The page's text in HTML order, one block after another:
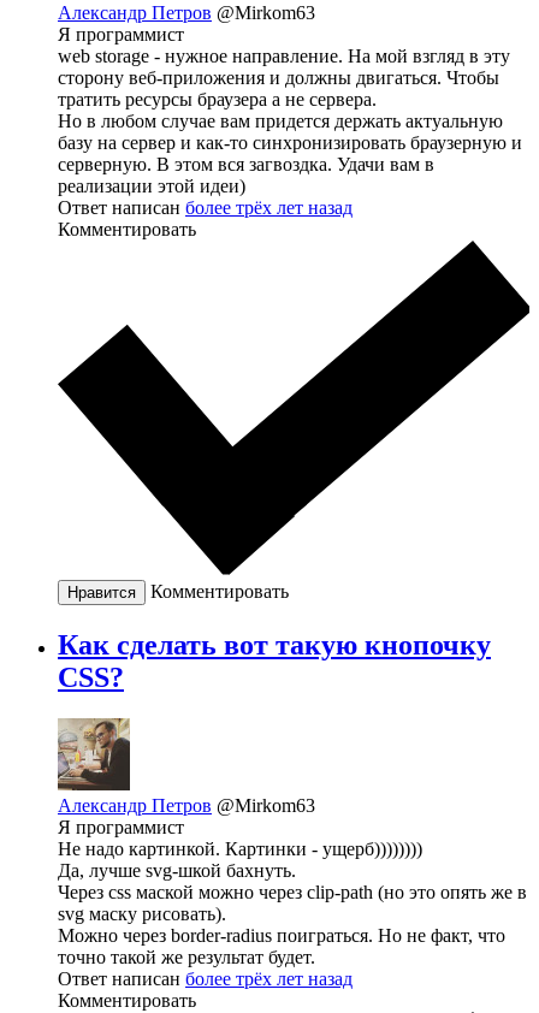
Александр Петров @Mirkom63
Я программист
web storage - нужное направление. На мой взгляд в эту
сторону веб-приложения и должны двигаться. Чтобы
тратить ресурсы браузера а не сервера.
Но в любом случае вам придется держать актуальную
базу на сервер и как-то синхронизировать браузерную и
серверную. В этом вся загвоздка. Удачи вам в
реализации этой идеи)
Ответ написан более трёх лет назад
Комментировать
Нравится Комментировать
Как сделать вот такую кнопочку
CSS?
Александр Петров @Mirkom63
Я программист
Не надо картинкой. Картинки - ущерб))))))))
Да, лучше svg-шкой бахнуть.
Через css маской можно через clip-path (но это опять же в
svg маску рисовать).
Можно через border-radius поиграться. Но не факт, что
точно такой же результат будет.
Ответ написан более трёх лет назад
Комментировать